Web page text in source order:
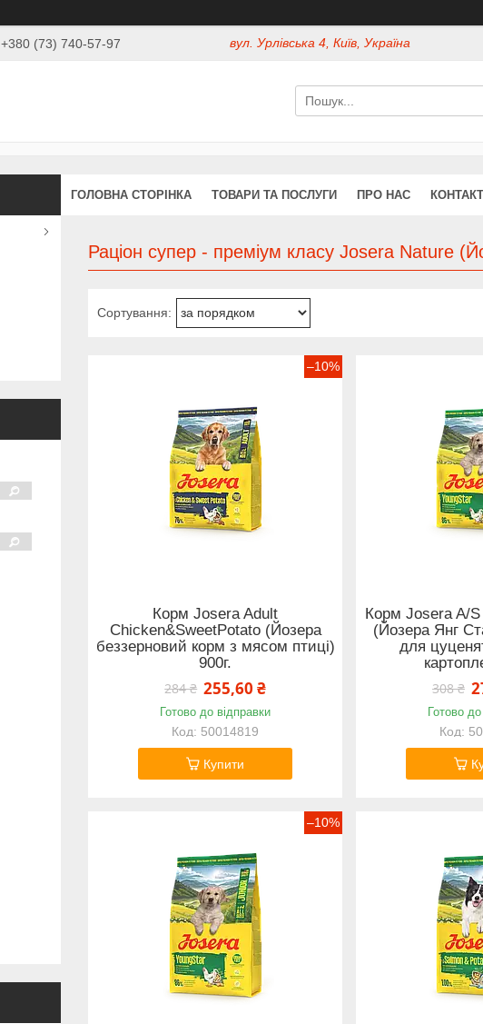
+380 (73) 740-57-97 вул. Урлівська 4, Київ, Україна
ГОЛОВНА СТОРІНКА ТОВАРИ ТА ПОСЛУГИ ПРО НАС
Раціон супер - преміум класу Josera Nature
–10%
Корм Josera Adult
Chicken&SweetPotato (Йозера
беззерновий корм з мясом птиці)
900г.
284 ₴ 255,60 ₴
Готово до відправки
50014819
Купити
Корм Josera A/
(Йозера Янг
для
308 ₴
Готово
–10%